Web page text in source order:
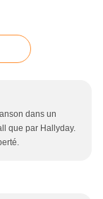
dans un
que par Hallyday.